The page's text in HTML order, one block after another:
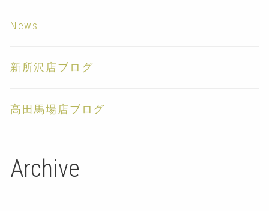
News
新所沢店ブログ
高田馬場店ブログ
Archive